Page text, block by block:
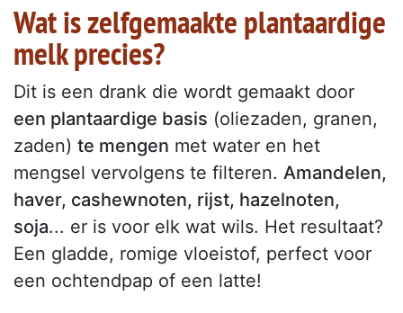
Wat is zelfgemaakte plantaardige
melk precies?
Dit is een drank die wordt gemaakt door
een plantaardige basis (oliezaden, granen,
zaden) te mengen met water en het
mengsel vervolgens te filteren. Amandelen,
haver, cashewnoten, rijst, hazelnoten,
soja... er is voor elk wat wils. Het resultaat?
Een gladde, romige vloeistof, perfect voor
een ochtendpap of een latte!